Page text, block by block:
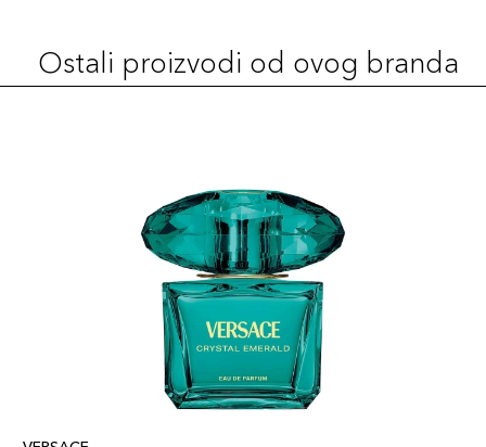
Ostali proizvodi od ovog branda